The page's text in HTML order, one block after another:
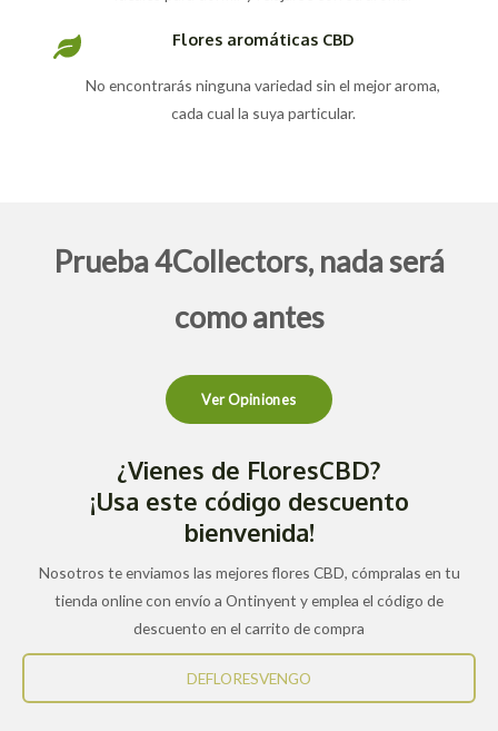
Flores aromáticas CBD
No encontrarás ninguna variedad sin el mejor aroma,
cada cual la suya particular.
Prueba 4Collectors, nada será
como antes
Ver Opiniones
¿Vienes de FloresCBD?
¡Usa este código descuento
bienvenida!
Nosotros te enviamos las mejores flores CBD, cómpralas en tu
tienda online con envío a Ontinyent y emplea el código de
descuento en el carrito de compra
DEFLORESVENGO